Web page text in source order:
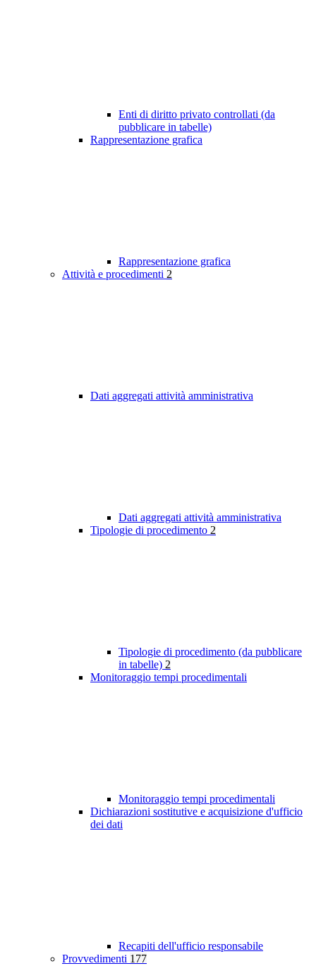
Enti di diritto privato controllati (da
pubblicare in tabelle)
Rappresentazione grafica
Rappresentazione grafica
Attività e procedimenti 2
Dati aggregati attività amministrativa
Dati aggregati attività amministrativa
Tipologie di procedimento 2
Tipologie di procedimento (da pubblicare
in tabelle) 2
Monitoraggio tempi procedimentali
Monitoraggio tempi procedimentali
Dichiarazioni sostitutive e acquisizione d'ufficio
dei dati
Recapiti dell'ufficio responsabile
Provvedimenti 177